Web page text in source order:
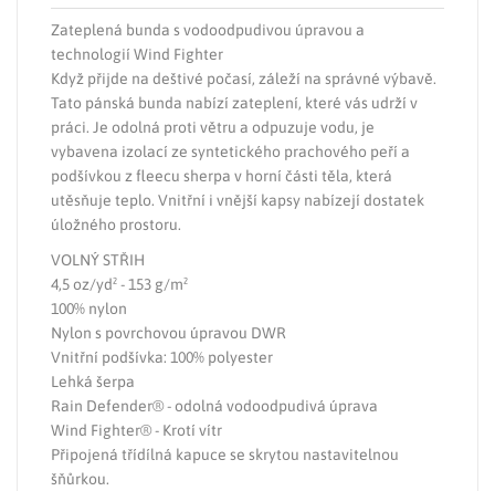
Zateplená bunda s vodoodpudivou úpravou a
technologií Wind Fighter
Když přijde na deštivé počasí, záleží na správné výbavě.
Tato pánská bunda nabízí zateplení, které vás udrží v
práci. Je odolná proti větru a odpuzuje vodu, je
vybavena izolací ze syntetického prachového peří a
podšívkou z fleecu sherpa v horní části těla, která
utěsňuje teplo. Vnitřní i vnější kapsy nabízejí dostatek
úložného prostoru.
VOLNÝ STŘIH
4,5 oz/yd² - 153 g/m²
100% nylon
Nylon s povrchovou úpravou DWR
Vnitřní podšívka: 100% polyester
Lehká šerpa
Rain Defender® - odolná vodoodpudivá úprava
Wind Fighter® - Krotí vítr
Připojená třídílná kapuce se skrytou nastavitelnou
šňůrkou.